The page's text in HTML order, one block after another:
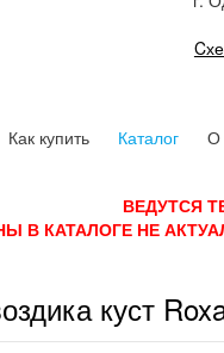
Как купить Каталог О
ВЕДУТСЯ
В КАТАЛОГЕ НЕ
куст